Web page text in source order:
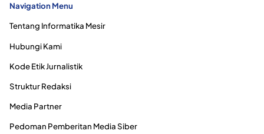
Navigation Menu
Tentang Informatika Mesir
Hubungi Kami
Kode Etik Jurnalistik
Struktur Redaksi
Media Partner
Pedoman Pemberitan Media Siber